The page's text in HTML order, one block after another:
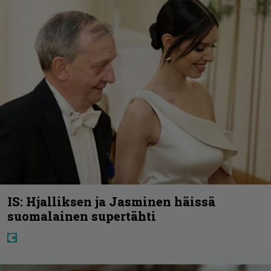
IS: Hjalliksen ja Jasminen häissä
suomalainen supertähti